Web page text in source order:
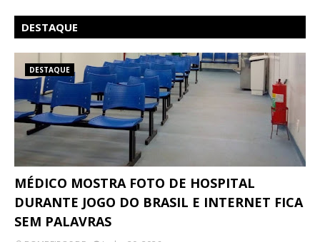
DESTAQUE
DESTAQUE
MÉDICO MOSTRA FOTO DE HOSPITAL
DURANTE JOGO DO BRASIL E INTERNET FICA
SEM PALAVRAS